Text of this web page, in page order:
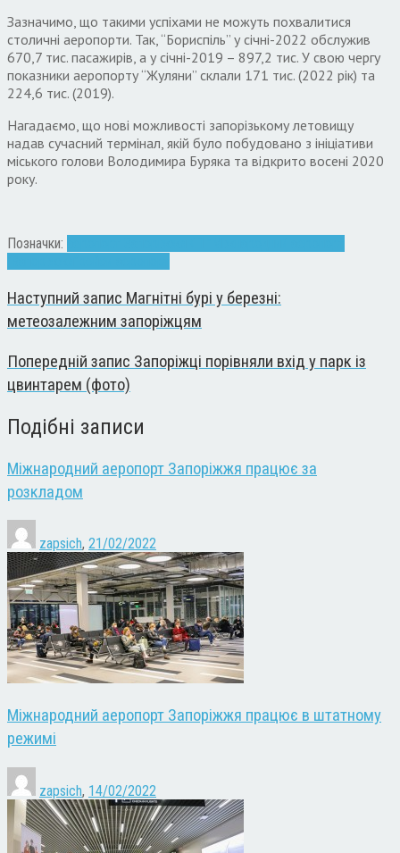
Зазначимо, що такими успіхами не можуть похвалитися
столичні аеропорти. Так, “Бориспіль” у січні-2022 обслужив
670,7 тис. пасажирів, а у січні-2019 – 897,2 тис. У свою чергу
показники аеропорту “Жуляни” склали 171 тис. (2022 рік) та
224,6 тис. (2019).
Нагадаємо, що нові можливості запорізькому летовищу
надав сучасний термінал, якій було побудовано з ініціативи
міського голови Володимира Буряка та відкрито восені 2020
року.
Позначки:
Наступний запис Магнітні бурі у березні:
метеозалежним запоріжцям
Попередній запис Запоріжці порівняли вхід у парк із
цвинтарем (фото)
Подібні записи
Міжнародний аеропорт Запоріжжя працює за
розкладом
zapsich, 21/02/2022
Міжнародний аеропорт Запоріжжя працює в штатному
режимі
zapsich, 14/02/2022